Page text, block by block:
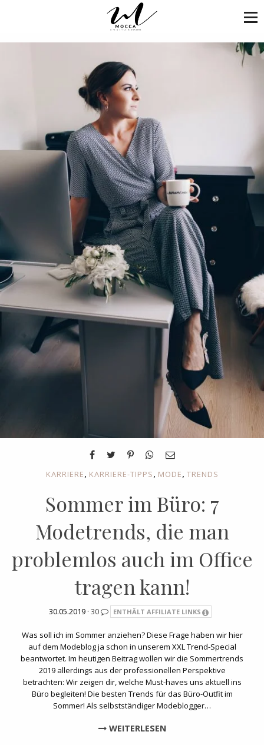
KARRIERE, KARRIERE-TIPPS, MODE, TRENDS
Sommer im Büro: 7
Modetrends, die man
problemlos auch im Office
tragen kann!
30.05.2019 · 30 ENTHÄLT AFFILIATE LINKS
Was soll ich im Sommer anziehen? Diese Frage haben wir hier
auf dem Modeblog ja schon in unserem XXL Trend-Special
beantwortet. Im heutigen Beitrag wollen wir die Sommertrends
2019 allerdings aus der professionellen Perspektive
betrachten: Wir zeigen dir, welche Must-haves uns aktuell ins
Büro begleiten! Die besten Trends für das Büro-Outfit im
Sommer! Als selbstständiger Modeblogger…
WEITERLESEN